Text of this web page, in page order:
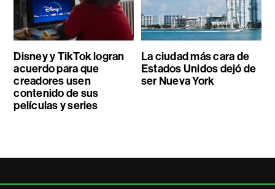
Disney y TikTok logran
acuerdo para que
creadores usen
contenido de sus
películas y series
La ciudad más cara de
Estados Unidos dejó de
ser Nueva York